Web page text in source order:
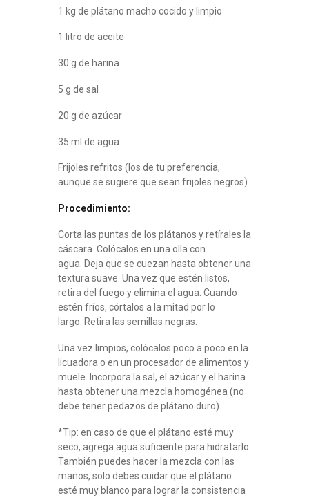
1 kg de plátano macho cocido y limpio
1 litro de aceite
30 g de harina
5 g de sal
20 g de azúcar
35 ml de agua
Frijoles refritos (los de tu preferencia,
aunque se sugiere que sean frijoles negros)
Procedimiento:
Corta las puntas de los plátanos y retírales la
cáscara. Colócalos en una olla con
agua. Deja que se cuezan hasta obtener una
textura suave. Una vez que estén listos,
retira del fuego y elimina el agua. Cuando
estén fríos, córtalos a la mitad por lo
largo. Retira las semillas negras.
Una vez limpios, colócalos poco a poco en la
licuadora o en un procesador de alimentos y
muele. Incorpora la sal, el azúcar y el harina
hasta obtener una mezcla homogénea (no
debe tener pedazos de plátano duro).
*Tip: en caso de que el plátano esté muy
seco, agrega agua suficiente para hidratarlo.
También puedes hacer la mezcla con las
manos, solo debes cuidar que el plátano
esté muy blanco para lograr la consistencia